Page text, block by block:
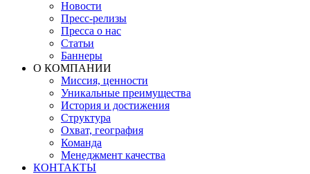
Новости
Пресс-релизы
Пресса о нас
Статьи
Баннеры
О КОМПАНИИ
Миссия, ценности
Уникальные преимущества
История и достижения
Структура
Охват, география
Команда
Менеджмент качества
КОНТАКТЫ